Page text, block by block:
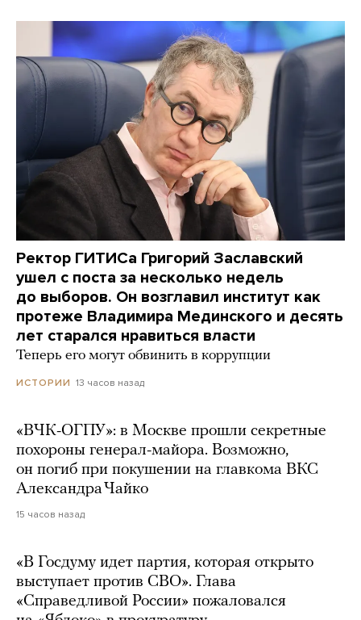
Ректор ГИТИСа Григорий Заславский
ушел с поста за несколько недель
до выборов. Он возглавил институт как
протеже Владимира Мединского и десять
лет старался нравиться власти
Теперь его могут обвинить в коррупции
ИСТОРИИ 13 часов назад
«ВЧК-ОГПУ»: в Москве прошли секретные
похороны генерал-майора. Возможно,
он погиб при покушении на главкома ВКС
Александра Чайко
15 часов назад
«В Госдуму идет партия, которая открыто
выступает против СВО». Глава
«Справедливой России» пожаловался